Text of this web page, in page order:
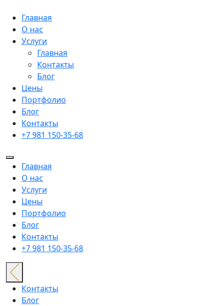
Главная
О нас
Услуги
Главная
Контакты
Блог
Цены
Портфолио
Блог
Контакты
+7 981 150-35-68
Главная
О нас
Услуги
Цены
Портфолио
Блог
Контакты
+7 981 150-35-68
Контакты
Блог